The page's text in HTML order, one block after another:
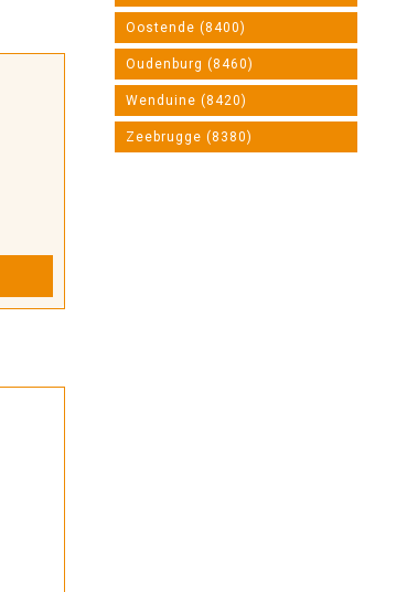
Oostende (8400)
Oudenburg (8460)
Wenduine (8420)
Zeebrugge (8380)